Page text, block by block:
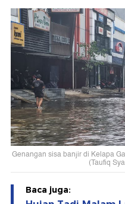
Genangan sisa banjir di Kelapa
(Taufiq
Baca juga: